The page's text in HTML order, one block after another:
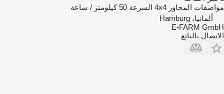
مواصفات المحاور 4x4 السرعة 50 كيلومتر / ساعة
ألمانيا، Hamburg
E-FARM GmbH
الاتصال بالبائع